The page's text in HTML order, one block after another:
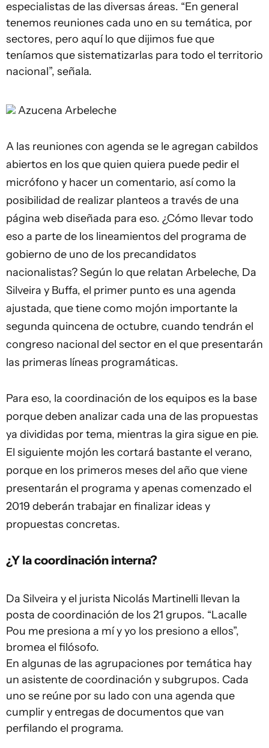
especialistas de las diversas áreas. “En general
tenemos reuniones cada uno en su temática, por
sectores, pero aquí lo que dijimos fue que
teníamos que sistematizarlas para todo el territorio
nacional”, señala.
Azucena Arbeleche
A las reuniones con agenda se le agregan cabildos
abiertos en los que quien quiera puede pedir el
micrófono y hacer un comentario, así como la
posibilidad de realizar planteos a través de una
página web diseñada para eso. ¿Cómo llevar todo
eso a parte de los lineamientos del programa de
gobierno de uno de los precandidatos
nacionalistas? Según lo que relatan Arbeleche, Da
Silveira y Buffa, el primer punto es una agenda
ajustada, que tiene como mojón importante la
segunda quincena de octubre, cuando tendrán el
congreso nacional del sector en el que presentarán
las primeras líneas programáticas.
Para eso, la coordinación de los equipos es la base
porque deben analizar cada una de las propuestas
ya divididas por tema, mientras la gira sigue en pie.
El siguiente mojón les cortará bastante el verano,
porque en los primeros meses del año que viene
presentarán el programa y apenas comenzado el
2019 deberán trabajar en finalizar ideas y
propuestas concretas.
¿Y la coordinación interna?
Da Silveira y el jurista Nicolás Martinelli llevan la
posta de coordinación de los 21 grupos. “Lacalle
Pou me presiona a mí y yo los presiono a ellos”,
bromea el filósofo.
En algunas de las agrupaciones por temática hay
un asistente de coordinación y subgrupos. Cada
uno se reúne por su lado con una agenda que
cumplir y entregas de documentos que van
perfilando el programa.